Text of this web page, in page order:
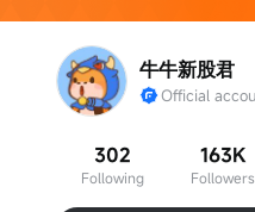
牛牛新股君
302
Following
163K
Followers